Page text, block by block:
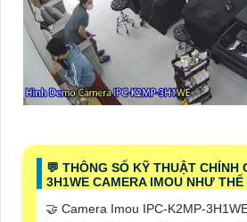
️💬 THÔNG SỐ KỸ THUẬT CHÍNH
3H1WE CAMERA IMOU NHƯ THẾ
🤝 Camera Imou IPC-K2MP-